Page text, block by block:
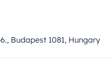
Budapest 1081, Hungary